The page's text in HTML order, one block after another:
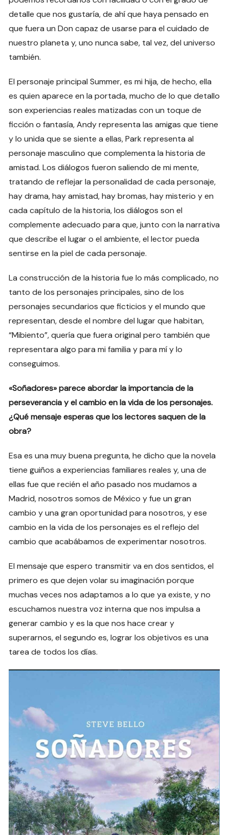
detalle que nos gustaría, de ahí que haya pensado en
que fuera un Don capaz de usarse para el cuidado de
nuestro planeta y, uno nunca sabe, tal vez, del universo
también.
El personaje principal Summer, es mi hija, de hecho, ella
es quien aparece en la portada, mucho de lo que detallo
son experiencias reales matizadas con un toque de
ficción o fantasía, Andy representa las amigas que tiene
y lo unida que se siente a ellas, Park representa al
personaje masculino que complementa la historia de
amistad. Los diálogos fueron saliendo de mi mente,
tratando de reflejar la personalidad de cada personaje,
hay drama, hay amistad, hay bromas, hay misterio y en
cada capítulo de la historia, los diálogos son el
complemente adecuado para que, junto con la narrativa
que describe el lugar o el ambiente, el lector pueda
sentirse en la piel de cada personaje.
La construcción de la historia fue lo más complicado, no
tanto de los personajes principales, sino de los
personajes secundarios que ficticios y el mundo que
representan, desde el nombre del lugar que habitan,
“Mibiento”, quería que fuera original pero también que
representara algo para mi familia y para mí y lo
conseguimos.
«Soñadores» parece abordar la importancia de la
perseverancia y el cambio en la vida de los personajes.
¿Qué mensaje esperas que los lectores saquen de la
obra?
Esa es una muy buena pregunta, he dicho que la novela
tiene guiños a experiencias familiares reales y, una de
ellas fue que recién el año pasado nos mudamos a
Madrid, nosotros somos de México y fue un gran
cambio y una gran oportunidad para nosotros, y ese
cambio en la vida de los personajes es el reflejo del
cambio que acabábamos de experimentar nosotros.
El mensaje que espero transmitir va en dos sentidos, el
primero es que dejen volar su imaginación porque
muchas veces nos adaptamos a lo que ya existe, y no
escuchamos nuestra voz interna que nos impulsa a
generar cambio y es la que nos hace crear y
superarnos, el segundo es, lograr los objetivos es una
tarea de todos los días.